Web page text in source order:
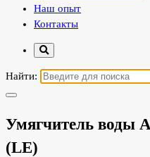
Наш опыт
Контакты
Найти:
Умягчитель воды
(LE)